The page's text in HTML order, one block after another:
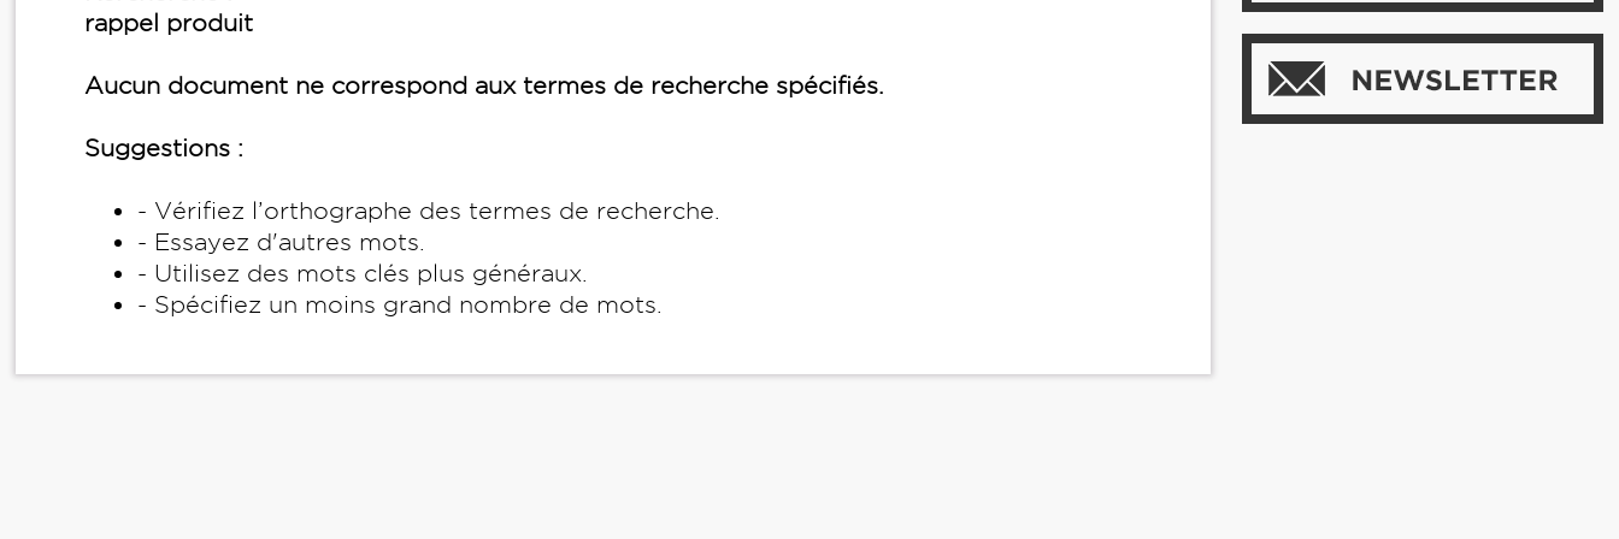
rappel produit
Aucun document ne correspond aux termes de recherche spécifiés.
Suggestions :
- Vérifiez l’orthographe des termes de recherche.
- Essayez d'autres mots.
- Utilisez des mots clés plus généraux.
- Spécifiez un moins grand nombre de mots.